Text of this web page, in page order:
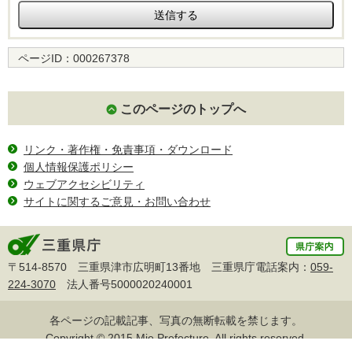
ページID： 000267378
このページのトップへ
リンク・著作権・免責事項・ダウンロード
個人情報保護ポリシー
ウェブアクセシビリティ
サイトに関するご意見・お問い合わせ
〒514-8570 三重県津市広明町13番地 三重県庁電話案内： 059-
224-3070 法人番号5000020240001
各ページの記載記事、写真の無断転載を禁じます。
Copyright © 2015 Mie Prefecture, All rights reserved.